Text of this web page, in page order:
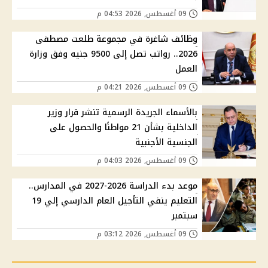
وظائف شاغرة في مجموعة طلعت مصطفى
2026.. رواتب تصل إلى 9500 جنيه وفق وزارة
العمل
بالأسماء الجريدة الرسمية تنشر قرار وزير
الداخلية بشأن 21 مواطنًا والحصول على
الجنسية الأجنبية
موعد بدء الدراسة 2026-2027 في المدارس..
التعليم ينفي التأجيل العام الدارسي إلي 19
سبتمبر